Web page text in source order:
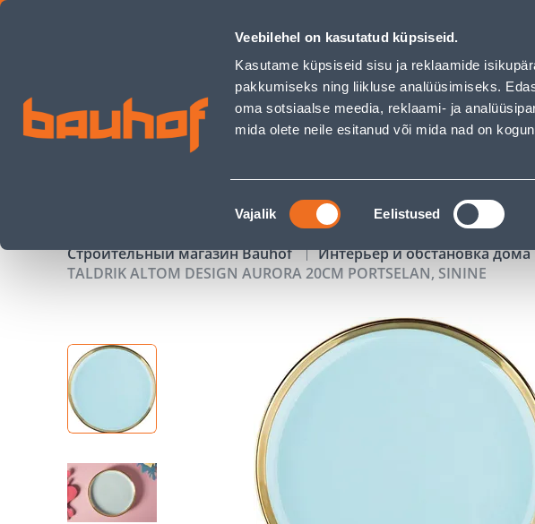
Veebilehel on kasutatud küpsiseid.
Kasutame küpsiseid sisu ja reklaamide
pakkumiseks ning liikluse analüüsimiseks.
oma sotsiaalse meedia, reklaami- ja
mida olete neile esitanud või mida nad on
Nõusoleku
valik
Vajalik Eelistused
TALDRIK ALTOM DESIGN AURORA 20CM PORTSELAN, SININE - Bauhof has loaded
Обслуживание бизнес-клиентов Обслуживание
АКЦИИ КАТАЛОГИ
Строительный магазин Bauhof Интерьер и обстановка дома
TALDRIK ALTOM DESIGN AURORA 20CM PORTSELAN, SININE